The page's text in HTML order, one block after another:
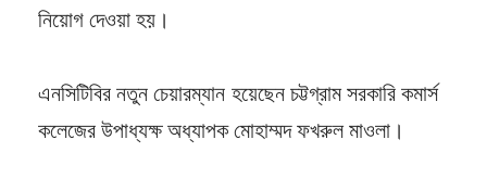
নিয়োগ দেওয়া হয়।
এনসিটিবির নতুন চেয়ারম্যান হয়েছেন চট্টগ্রাম সরকারি কমার্স
কলেজের উপাধ্যক্ষ অধ্যাপক মোহাম্মদ ফখরুল মাওলা।